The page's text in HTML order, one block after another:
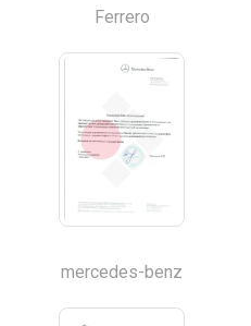
Ferrero
mercedes-benz